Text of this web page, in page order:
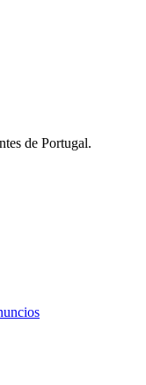
de Portugal.